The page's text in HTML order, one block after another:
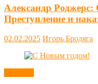
Александр Роджерс:
Преступление и
02.02.2025 Игорь Бродяга